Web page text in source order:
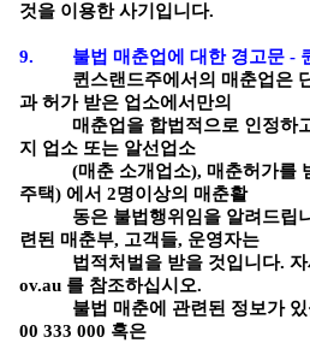
것을 이용한 사기입니다.
9. 불법 매춘업에 대한 경고문 -
퀸스랜드주에서의 매춘업은 단
과 허가 받은 업소에서만의
매춘업을 합법적으로 인정하고
지 업소 또는 알선업소
(매춘 소개업소), 매춘허가를 받
주택) 에서 2명이상의 매춘활
동은 불법행위임을 알려드립니
련된 매춘부, 고객들, 운영자는
법적처벌을 받을 것입니다. 자
ov.au 를 참조하십시오.
불법 매춘에 관련된 정보가 있
00 333 000 혹은